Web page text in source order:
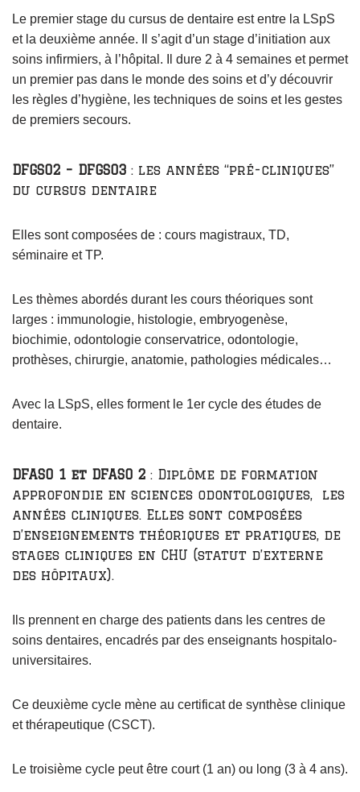
Le premier stage du cursus de dentaire est entre la LSpS
et la deuxième année. Il s’agit d’un stage d’initiation aux
soins infirmiers, à l’hôpital. Il dure 2 à 4 semaines et permet
un premier pas dans le monde des soins et d’y découvrir
les règles d’hygiène, les techniques de soins et les gestes
de premiers secours.
DFGSO2 – DFGSO3 : les années “pré-cliniques”
du cursus dentaire
Elles sont composées de : cours magistraux, TD,
séminaire et TP.
Les thèmes abordés durant les cours théoriques sont
larges : immunologie, histologie, embryogenèse,
biochimie, odontologie conservatrice, odontologie,
prothèses, chirurgie, anatomie, pathologies médicales…
Avec la LSpS, elles forment le 1er cycle des études de
dentaire.
DFASO 1 et DFASO 2 : Diplôme de formation
approfondie en sciences odontologiques, les
années cliniques. Elles sont composées
d’enseignements théoriques et pratiques, de
stages cliniques en CHU (statut d’externe
des hôpitaux).
Ils prennent en charge des patients dans les centres de
soins dentaires, encadrés par des enseignants hospitalo-
universitaires.
Ce deuxième cycle mène au certificat de synthèse clinique
et thérapeutique (CSCT).
Le troisième cycle peut être court (1 an) ou long (3 à 4 ans).